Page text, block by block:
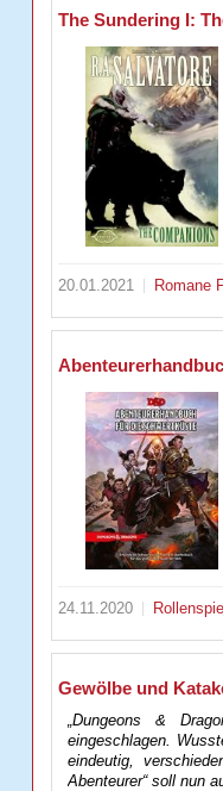
The Sundering I:
20.01.2021 Romane
24.11.2020
Gewölbe und
„Dungeons &
eingeschlagen.
eindeutig,
Abenteurer“ soll nun